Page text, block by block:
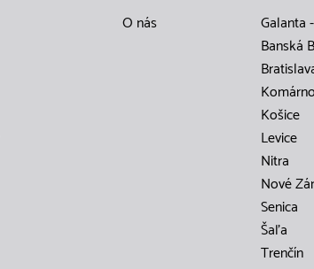
O nás
Galanta
Banská
Košice
Levice
Nitra
Nové
Senica
Šaľa
Trenčín